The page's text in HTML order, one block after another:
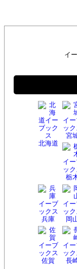
イ
北海道
宮
栃
兵庫 岡
佐賀 長